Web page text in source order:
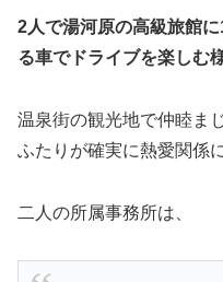
2人で湯河原の高級旅館
る車でドライブを楽しむ
温泉街の観光地で仲睦ま
ふたりが確実に熱愛関係
二人の所属事務所は、